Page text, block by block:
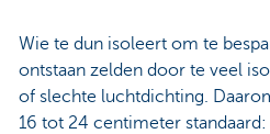
Wie te dun isoleert om te
ontstaan zelden door te veel
of slechte luchtdichting.
16 tot 24 centimeter